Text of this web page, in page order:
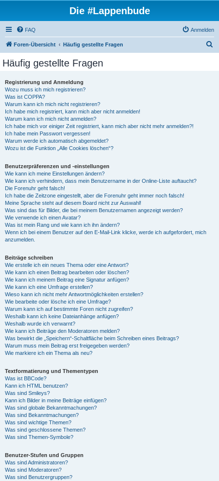
Die #Lappenbude
FAQ Anmelden
Foren-Übersicht Häufig gestellte Fragen
Häufig gestellte Fragen
Registrierung und Anmeldung
Wozu muss ich mich registrieren?
Was ist COPPA?
Warum kann ich mich nicht registrieren?
Ich habe mich registriert, kann mich aber nicht anmelden!
Warum kann ich mich nicht anmelden?
Ich habe mich vor einiger Zeit registriert, kann mich aber nicht mehr anmelden?!
Ich habe mein Passwort vergessen!
Warum werde ich automatisch abgemeldet?
Wozu ist die Funktion „Alle Cookies löschen“?
Benutzerpräferenzen und -einstellungen
Wie kann ich meine Einstellungen ändern?
Wie kann ich verhindern, dass mein Benutzername in der Online-Liste auftaucht?
Die Forenuhr geht falsch!
Ich habe die Zeitzone eingestellt, aber die Forenuhr geht immer noch falsch!
Meine Sprache steht auf diesem Board nicht zur Auswahl!
Was sind das für Bilder, die bei meinem Benutzernamen angezeigt werden?
Wie verwende ich einen Avatar?
Was ist mein Rang und wie kann ich ihn ändern?
Wenn ich bei einem Benutzer auf den E-Mail-Link klicke, werde ich aufgefordert, mich
anzumelden.
Beiträge schreiben
Wie erstelle ich ein neues Thema oder eine Antwort?
Wie kann ich einen Beitrag bearbeiten oder löschen?
Wie kann ich meinem Beitrag eine Signatur anfügen?
Wie kann ich eine Umfrage erstellen?
Wieso kann ich nicht mehr Antwortmöglichkeiten erstellen?
Wie bearbeite oder lösche ich eine Umfrage?
Warum kann ich auf bestimmte Foren nicht zugreifen?
Weshalb kann ich keine Dateianhänge anfügen?
Weshalb wurde ich verwarnt?
Wie kann ich Beiträge den Moderatoren melden?
Was bewirkt die „Speichern“-Schaltfläche beim Schreiben eines Beitrags?
Warum muss mein Beitrag erst freigegeben werden?
Wie markiere ich ein Thema als neu?
Textformatierung und Thementypen
Was ist BBCode?
Kann ich HTML benutzen?
Was sind Smileys?
Kann ich Bilder in meine Beiträge einfügen?
Was sind globale Bekanntmachungen?
Was sind Bekanntmachungen?
Was sind wichtige Themen?
Was sind geschlossene Themen?
Was sind Themen-Symbole?
Benutzer-Stufen und Gruppen
Was sind Administratoren?
Was sind Moderatoren?
Was sind Benutzergruppen?